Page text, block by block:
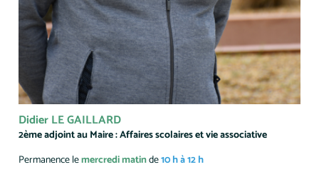
Didier LE GAILLARD
2ème adjoint au Maire : Affaires scolaires et vie associative
Permanence lemercredi matinde10 h à 12 h